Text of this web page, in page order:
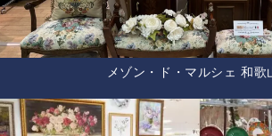
メゾン・ド・マルシェ 和歌